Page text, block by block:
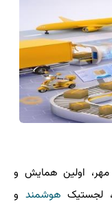
اولین همایش و
لجستیک هوشمند و